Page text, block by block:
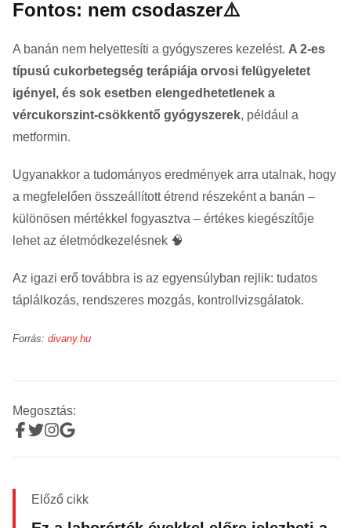
Fontos: nem csodaszer⚠️
A banán nem helyettesíti a gyógyszeres kezelést. A 2-es
típusú cukorbetegség terápiája orvosi felügyeletet
igényel, és sok esetben elengedhetetlenek a
vércukorszint-csökkentő gyógyszerek, például a
metformin.
Ugyanakkor a tudományos eredmények arra utalnak, hogy
a megfelelően összeállított étrend részeként a banán –
különösen mértékkel fogyasztva – értékes kiegészítője
lehet az életmódkezelésnek 🧠
Az igazi erő továbbra is az egyensúlyban rejlik: tudatos
táplálkozás, rendszeres mozgás, kontrollvizsgálatok.
Forrás: divany.hu
Megosztás:
Előző cikk